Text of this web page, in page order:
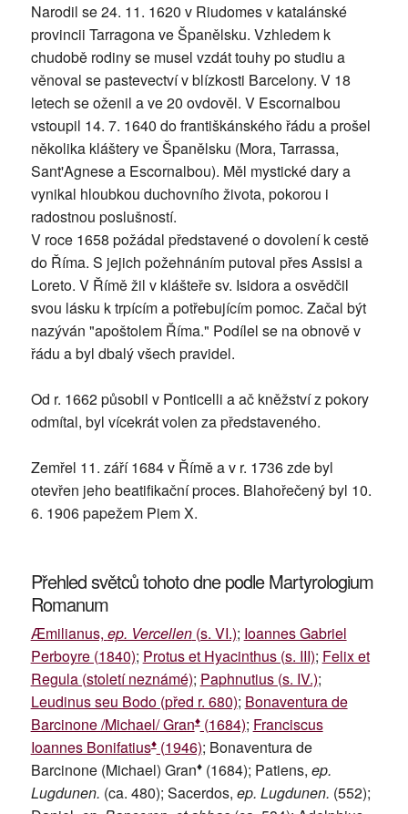
Narodil se 24. 11. 1620 v Riudomes v katalánské
provincii Tarragona ve Španělsku. Vzhledem k
chudobě rodiny se musel vzdát touhy po studiu a
věnoval se pastevectví v blízkosti Barcelony. V 18
letech se oženil a ve 20 ovdověl. V Escornalbou
vstoupil 14. 7. 1640 do františkánského řádu a prošel
několika kláštery ve Španělsku (Mora, Tarrassa,
Sant'Agnese a Escornalbou). Měl mystické dary a
vynikal hloubkou duchovního života, pokorou i
radostnou poslušností.
V roce 1658 požádal představené o dovolení k cestě
do Říma. S jejich požehnáním putoval přes Assisi a
Loreto. V Římě žil v klášteře sv. Isidora a osvědčil
svou lásku k trpícím a potřebujícím pomoc. Začal být
nazýván "apoštolem Říma." Podílel se na obnově v
řádu a byl dbalý všech pravidel.
Od r. 1662 působil v Ponticelli a ač kněžství z pokory
odmítal, byl vícekrát volen za představeného.
Zemřel 11. září 1684 v Římě a v r. 1736 zde byl
otevřen jeho beatifikační proces. Blahořečený byl 10.
6. 1906 papežem Piem X.
Přehled světců tohoto dne podle Martyrologium
Romanum
Æmilianus, ep. Vercellen(s. VI.); Ioannes Gabriel
Perboyre (1840); Protus et Hyacinthus (s. III); Felix et
Regula (století neznámé); Paphnutius (s. IV.);
Leudinus seu Bodo (před r. 680); Bonaventura de
Barcinone /Michael/ Gran♦(1684); Franciscus
Ioannes Bonifatius♦(1946); Bonaventura de
Barcinone (Michael) Gran♦(1684); Patiens, ep.
Lugdunen. (ca. 480); Sacerdos, ep. Lugdunen. (552);